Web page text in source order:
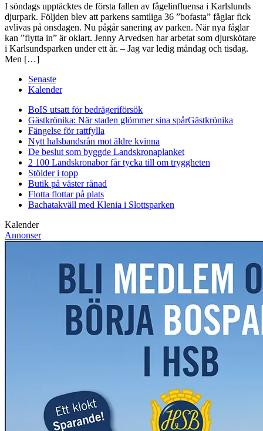
I söndags upptäcktes de första fallen av fågelinfluensa i Karlslunds
djurpark. Följden blev att parkens samtliga 36 ”bofasta” fåglar fick
avlivas på onsdagen. Nu pågår sanering av parken. När nya fåglar
kan ”flytta in” är oklart. Jenny Arvedsen har arbetat som djurskötare
i Karlsundsparken under ett år. – Jag var ledig måndag och tisdag.
Men […]
Senaste
Kalender
BoIS utsatt för bedrägeriförsök
Gästkrönika: När staden glömmer sina spårGästkrönika
Fängelse för rattfylla
Nytt halsbandsrån mot äldre kvinna
De beslut som byggde Landskronaplanket
2 100 Landskronabor får tycka till om tryggheten
Stölder i topp
Butik på väster rånad
Flotta flottar på plats
Bachatakväll med Klenia i Slottsparken
Kalender
Annonser